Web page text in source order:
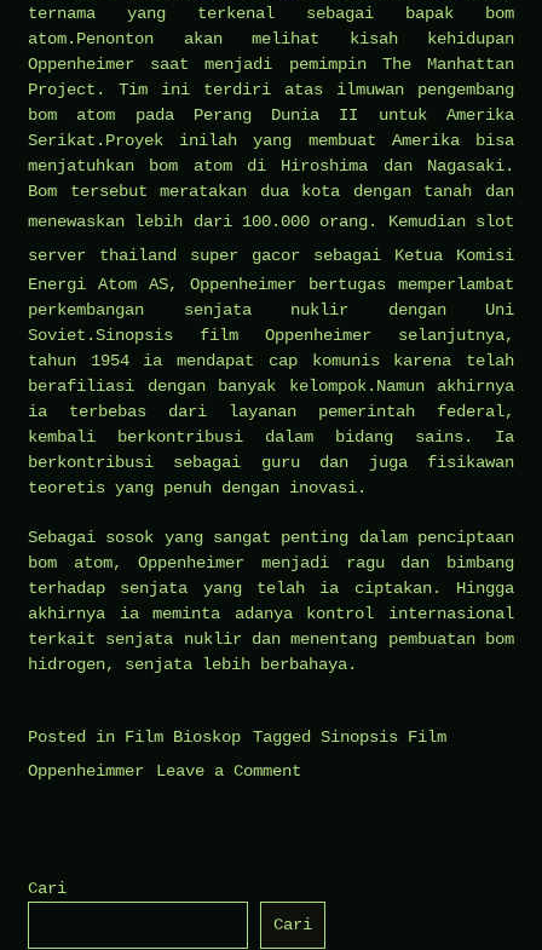
ternama yang terkenal sebagai bapak bom
atom.Penonton akan melihat kisah kehidupan
Oppenheimer saat menjadi pemimpin The Manhattan
Project. Tim ini terdiri atas ilmuwan pengembang
bom atom pada Perang Dunia II untuk Amerika
Serikat.Proyek inilah yang membuat Amerika bisa
menjatuhkan bom atom di Hiroshima dan Nagasaki.
Bom tersebut meratakan dua kota dengan tanah dan
menewaskan lebih dari 100.000 orang. Kemudian slot
server thailand super gacor sebagai Ketua Komisi
Energi Atom AS, Oppenheimer bertugas memperlambat
perkembangan senjata nuklir dengan Uni
Soviet.Sinopsis film Oppenheimer selanjutnya,
tahun 1954 ia mendapat cap komunis karena telah
berafiliasi dengan banyak kelompok.Namun akhirnya
ia terbebas dari layanan pemerintah federal,
kembali berkontribusi dalam bidang sains. Ia
berkontribusi sebagai guru dan juga fisikawan
teoretis yang penuh dengan inovasi.
Sebagai sosok yang sangat penting dalam penciptaan
bom atom, Oppenheimer menjadi ragu dan bimbang
terhadap senjata yang telah ia ciptakan. Hingga
akhirnya ia meminta adanya kontrol internasional
terkait senjata nuklir dan menentang pembuatan bom
hidrogen, senjata lebih berbahaya.
Posted in Film Bioskop Tagged Sinopsis Film
Oppenheimmer
Leave a Comment
,
Cari
Cari